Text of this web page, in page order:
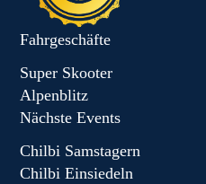
Fahrgeschäfte
Super Skooter
Alpenblitz
Nächste Events
Chilbi Samstagern
Chilbi Einsiedeln